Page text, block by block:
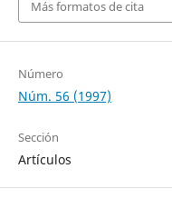
Más formatos de cita
Número
Núm. 56 (1997)
Sección
Artículos